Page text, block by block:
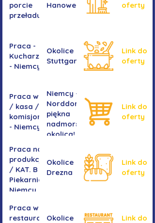
porcie
przeładunkowym
Hanoweru
oferty
Praca -
Kucharz/kucharka
- Niemcy
Okolice
Stuttgartu
Link do
oferty
Praca w sklepie
/ kasa /
komisjonowanie
- Niemcy
Niemcy -
Norddorf -
piękna
nadmorska
okolica!
Link do
oferty
Praca na
produkcji
/ KAT. B -
Piekarnia
Niemcy
Okolice
Drezna
Link do
oferty
Praca w
restauracjiOkolice
Link do